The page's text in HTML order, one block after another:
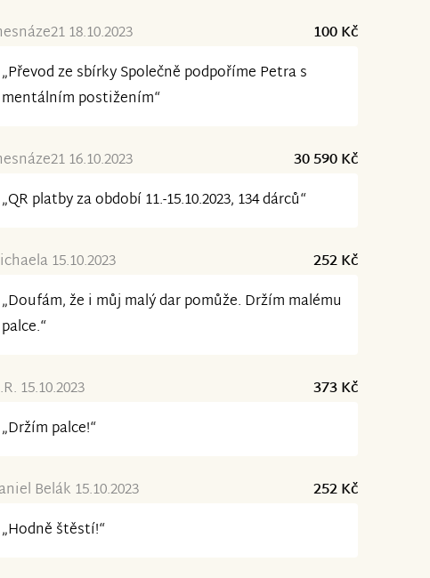
18.10.2023
100 Kč
„Převod ze sbírky Společně podpoříme Petra s
mentálním postižením“
16.10.2023
30 590 Kč
„QR platby za období 11.-15.10.2023, 134 dárců“
15.10.2023
252 Kč
„Doufám, že i můj malý dar pomůže. Držím malému
palce.“
15.10.2023
373 Kč
„Držím palce!“
Belák 15.10.2023
252 Kč
„Hodně štěstí!“